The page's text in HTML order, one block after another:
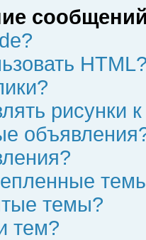
рисунки
темы?
тем?